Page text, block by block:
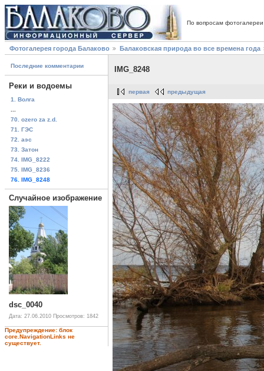
По вопросам
Фотогалерея города Балаково Балаковская природа во все времена года
Последние комментарии
Реки и водоемы
1. Волга
70. ozero za z.d.
71. ГЭС
72. аэс
73. Затон
74. IMG_8222
75. IMG_8236
76. IMG_8248
Случайное изображение
dsc_0040
Дата: 27.06.2010 Просмотров: 1842
Предупреждение: блок
core.NavigationLinks не
существует.
IMG_8248
первая предыдущая